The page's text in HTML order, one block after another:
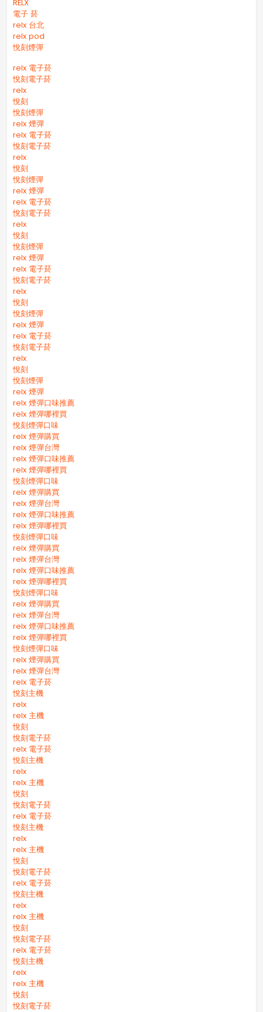
RELX
電子 菸
relx 台北
relx pod
悅刻煙彈
relx 電子菸
悅刻電子菸
relx
悅刻
悅刻煙彈
relx 煙彈
relx 電子菸
悅刻電子菸
relx
悅刻
悅刻煙彈
relx 煙彈
relx 電子菸
悅刻電子菸
relx
悅刻
悅刻煙彈
relx 煙彈
relx 電子菸
悅刻電子菸
relx
悅刻
悅刻煙彈
relx 煙彈
relx 電子菸
悅刻電子菸
relx
悅刻
悅刻煙彈
relx 煙彈
relx 煙彈口味推薦
relx 煙彈哪裡買
悅刻煙彈口味
relx 煙彈購買
relx 煙彈台灣
relx 煙彈口味推薦
relx 煙彈哪裡買
悅刻煙彈口味
relx 煙彈購買
relx 煙彈台灣
relx 煙彈口味推薦
relx 煙彈哪裡買
悅刻煙彈口味
relx 煙彈購買
relx 煙彈台灣
relx 煙彈口味推薦
relx 煙彈哪裡買
悅刻煙彈口味
relx 煙彈購買
relx 煙彈台灣
relx 煙彈口味推薦
relx 煙彈哪裡買
悅刻煙彈口味
relx 煙彈購買
relx 煙彈台灣
relx 電子菸
悅刻主機
relx
relx 主機
悅刻
悅刻電子菸
relx 電子菸
悅刻主機
relx
relx 主機
悅刻
悅刻電子菸
relx 電子菸
悅刻主機
relx
relx 主機
悅刻
悅刻電子菸
relx 電子菸
悅刻主機
relx
relx 主機
悅刻
悅刻電子菸
relx 電子菸
悅刻主機
relx
relx 主機
悅刻
悅刻電子菸